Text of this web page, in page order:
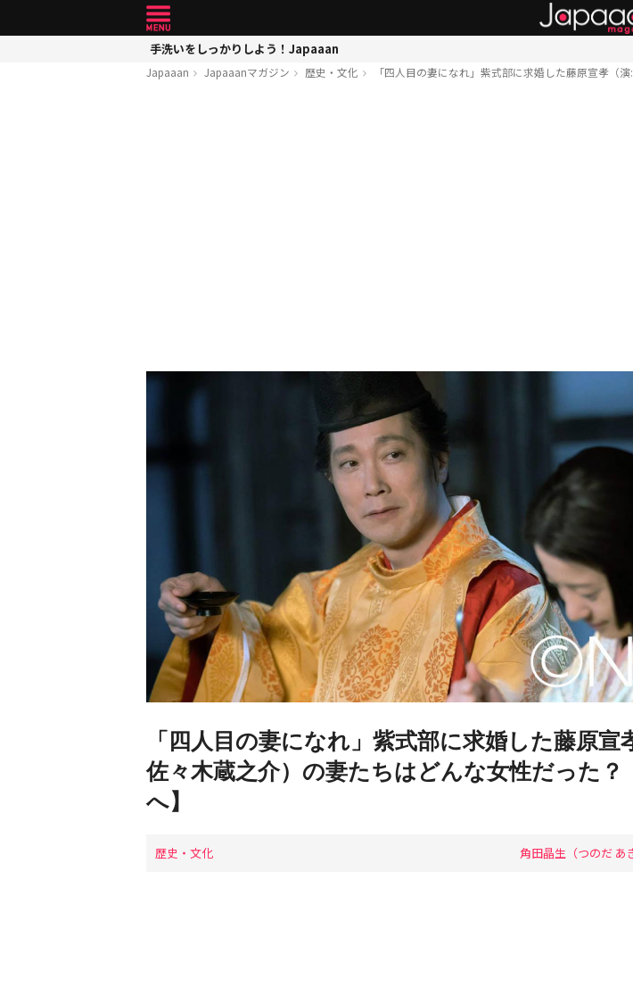
手洗いをしっかりしよう！Japaaan
Japaaan Japaaanマガジン 歴史・文化 「四人目の妻になれ」紫式部に求婚した藤原宣孝（
「四人目の妻になれ」紫式部に求婚した藤原宣
佐々木蔵之介）の妻たちはどんな女性だった？
へ】
歴史・文化 角田晶生（つのだ あ